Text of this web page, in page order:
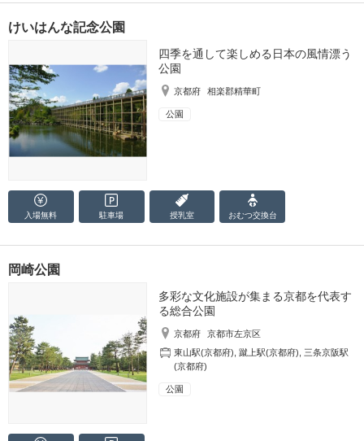
けいはんな記念公園
四季を通して楽しめる日本の風情漂う
公園
京都府 相楽郡精華町
公園
入場無料 駐車場 授乳室 おむつ交換台
岡崎公園
多彩な文化施設が集まる京都を代表す
る総合公園
京都府
京都市左京区
東山駅(京都府) ,蹴上駅(京都府)
三条京阪駅
(京都府)
公園